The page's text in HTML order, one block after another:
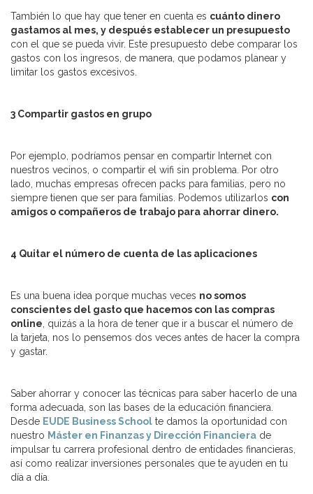
También lo que hay que tener en cuenta es cuánto dinero
gastamos al mes, y después establecer un presupuesto
con el que se pueda vivir. Este presupuesto debe comparar los
gastos con los ingresos, de manera, que podamos planear y
limitar los gastos excesivos.
3 Compartir gastos en grupo
Por ejemplo, podríamos pensar en compartir Internet con
nuestros vecinos, o compartir el wifi sin problema. Por otro
lado, muchas empresas ofrecen packs para familias, pero no
siempre tienen que ser para familias. Podemos utilizarlos con
amigos o compañeros de trabajo para ahorrar dinero.
4 Quitar el número de cuenta de las aplicaciones
Es una buena idea porque muchas veces no somos
conscientes del gasto que hacemos con las compras
online , quizás a la hora de tener que ir a buscar el número de
la tarjeta, nos lo pensemos dos veces antes de hacer la compra
y gastar.
Saber ahorrar y conocer las técnicas para saber hacerlo de una
forma adecuada, son las bases de la educación financiera.
Desde EUDE Business School te damos la oportunidad con
nuestro Máster en Finanzas y Dirección Financiera de
impulsar tu carrera profesional dentro de entidades financieras,
así como realizar inversiones personales que te ayuden en tu
día a día.